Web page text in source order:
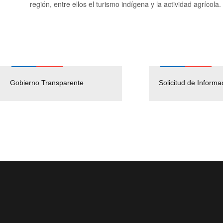
región, entre ellos el turismo indígena y la actividad agrícola.
Gobierno Transparente Solicitud de
Pago Proveedores
Empleos